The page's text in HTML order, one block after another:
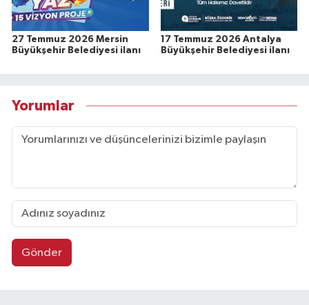
27 Temmuz 2026 Mersin
Büyükşehir Belediyesi ilanı
17 Temmuz 2026 Antalya
Büyükşehir Belediyesi ilanı
Yorumlar
Gönder